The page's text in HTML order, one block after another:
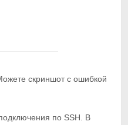
скриншот с ошибкой
по SSH. В